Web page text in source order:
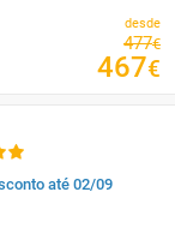
desde
477€
467€
até 02/09